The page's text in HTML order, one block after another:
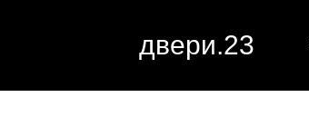
двери.23